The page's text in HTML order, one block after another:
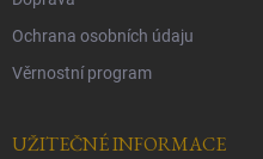
Ochrana osobních údaju
Věrnostní program
UŽITEČNÉ INFORMACE